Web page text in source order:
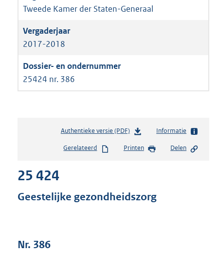
Tweede Kamer der Staten-Generaal
2017-2018
25424 nr. 386
Authentieke versie (PDF)b
s
d
s
Informatie
Gerelateerd Printen Delen
25 424
Geestelijke gezondheidszorg
Nr. 386